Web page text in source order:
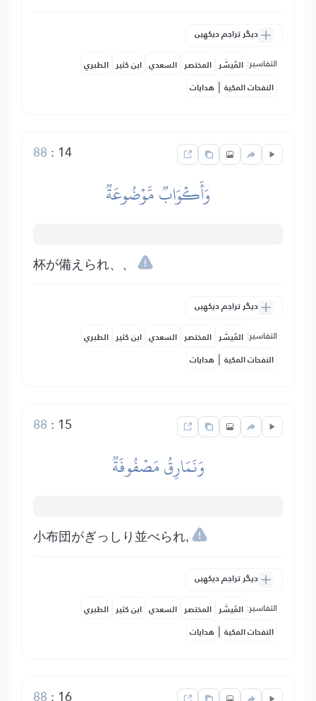
دیگر تراجم دیکھیں
التفاسير: المُيسَّر المختصر السعدي ابن كثير الطبري
النفحات المكية | هدايات
14
:
88
وَأَكۡوَابٞ مَّوۡضُوعَةٞ
杯が備えられ、、
دیگر تراجم دیکھیں
التفاسير: المُيسَّر المختصر السعدي ابن كثير الطبري
النفحات المكية | هدايات
15
:
88
وَنَمَارِقُ مَصۡفُوفَةٞ
小布団がぎっしり並べられ,
دیگر تراجم دیکھیں
التفاسير: المُيسَّر المختصر السعدي ابن كثير الطبري
النفحات المكية | هدايات